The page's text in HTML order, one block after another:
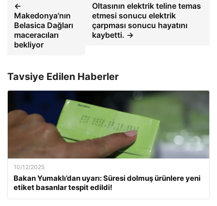
←
Makedonya'nın
Belasica Dağları
maceracıları
bekliyor
Oltasının elektrik teline temas
etmesi sonucu elektrik
çarpması sonucu hayatını
kaybetti. →
Tavsiye Edilen Haberler
10/12/2025
Bakan Yumaklı’dan uyarı: Süresi dolmuş ürünlere yeni
etiket basanlar tespit edildi!